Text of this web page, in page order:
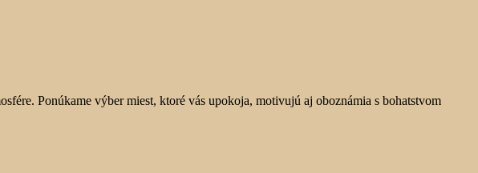
Ponúkame výber miest, ktoré vás upokoja, motivujú aj oboznámia s bohatstvom